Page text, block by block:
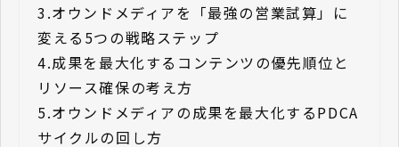
3.オウンドメディアを「最強の営業試算」に
変える5つの戦略ステップ
4.成果を最大化するコンテンツの優先順位と
リソース確保の考え方
5.オウンドメディアの成果を最大化するPDCA
サイクルの回し方